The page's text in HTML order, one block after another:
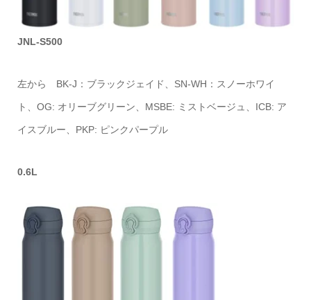
JNL-S500
左から BK-J：ブラックジェイド、SN-WH：スノーホワイ
ト、OG: オリーブグリーン、MSBE: ミストベージュ、ICB: ア
イスブルー、PKP: ピンクパープル
0.6L